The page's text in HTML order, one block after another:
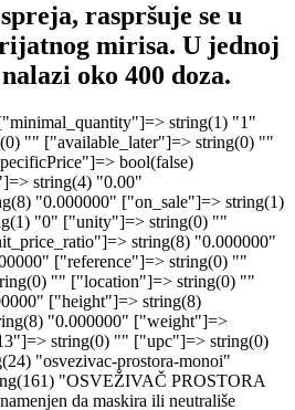
raspršuje se u
mirisa. U jednoj
oko 400 doza.
array(1) { ["required"]=> bool(true) } ["id_feature_value"]=> array(2) { ["required"]=> bool(true) ["xlink_resource"]=> string(22) "product_feature_values" } } } ["tags"]=> array(2) { ["resource"]=> string(3) "tag" ["fields"]=> array(1) { ["id"]=> array(1) { ["required"]=> bool(true) } } } ["stock_availables"]=> array(3) { ["resource"]=> string(15) "stock_available" ["fields"]=> array(2) { ["id"]=> array(1) { ["required"]=> bool(true) } ["id_product_attribute"]=> array(1) { ["required"]=> bool(true) } } ["setter"]=> bool(false) } ["accessories"]=> array(3) { ["resource"]=> string(7) "product" ["api"]=> string(8) "products" ["fields"]=> array(1) { ["id"]=> array(2) { ["required"]=> bool(true) ["xlink_resource"]=> string(7) "product" } } } ["product_bundle"]=> array(3) { ["resource"]=> string(7) "product" ["api"]=> string(8) "products" ["fields"]=> array(2) { ["id"]=> array(1) { ["required"]=> bool(true) } ["quantity"]=> array(0) { } } } } } ["id"]=> int(2268) ["id_lang":protected]=> int(7) ["id_shop":protected]=> int(1) ["id_shop_list"]=> NULL ["get_shop_from_context":protected]=> bool(false) ["table":protected]=> string(7) "product" ["identifier":protected]=> string(10) "id_product" ["fieldsRequired":protected]=> array(1) { [0]=> string(5) "price" } ["fieldsSize":protected]=> array(6) { ["reference"]=> int(200) ["supplier_reference"]=> int(32) ["location"]=> int(64) ["ean13"]=> int(13) ["upc"]=> int(12) ["second_reference"]=> int(200) } ["fieldsValidate":protected]=> array(43) { ["id_shop_default"]=> string(12) "isUnsignedId" ["id_manufacturer"]=> string(12) "isUnsignedId" ["id_supplier"]=> string(12) "isUnsignedId" ["reference"]=> string(11) "isReference" ["supplier_reference"]=> string(11) "isReference" ["location"]=> string(11) "isReference" ["width"]=> string(15) "isUnsignedFloat" ["height"]=> string(15) "isUnsignedFloat" ["depth"]=> string(15) "isUnsignedFloat" ["weight"]=> string(15) "isUnsignedFloat" ["quantity_discount"]=> string(6) "isBool" ["ean13"]=> string(7) "isEan13" ["upc"]=> string(5) "isUpc" ["cache_is_pack"]=> string(6) "isBool" ["cache_has_attachments"]=> string(6) "isBool" ["is_virtual"]=> string(6) "isBool" ["id_category_default"]=> string(12) "isUnsignedId" ["id_tax_rules_group"]=> string(12) "isUnsignedId" ["on_sale"]=> string(6) "isBool" ["online_only"]=> string(6) "isBool" ["ecotax"]=> string(7) "isPrice" ["minimal_quantity"]=> string(13) "isUnsignedInt" ["price"]=> string(7) "isPrice" ["wholesale_price"]=> string(7) "isPrice" ["unity"]=> string(8) "isString" ["additional_shipping_cost"]=> string(7) "isPrice" ["customizable"]=> string(13) "isUnsignedInt" ["text_fields"]=> string(13) "isUnsignedInt" ["uploadable_files"]=> string(13) "isUnsignedInt" ["active"]=> string(6) "isBool" ["redirect_type"]=> string(8) "isString" ["id_product_redirected"]=> string(12) "isUnsignedId" ["available_for_order"]=> string(6) "isBool" ["available_date"]=> string(12) "isDateFormat" ["condition"]=> string(13) "isGenericName" ["show_price"]=> string(6) "isBool" ["indexed"]=> string(6) "isBool" ["visibility"]=> string(19) "isProductVisibility" ["advanced_stock_management"]=> string(6) "isBool" ["date_add"]=> string(6) "isDate" ["date_upd"]=> string(6) "isDate" ["pack_stock_type"]=> string(13) "isUnsignedInt" ["second_reference"]=> string(13) "isGenericName" } ["fieldsRequiredLang":protected]=> array(2) { [0]=> string(12) "link_rewrite" [1]=> string(4) "name" } ["fieldsSizeLang":protected]=> array(7) { ["meta_description"]=> int(255) ["meta_keywords"]=> int(255) ["meta_title"]=> int(128) ["link_rewrite"]=> int(128) ["name"]=> int(128) ["available_now"]=> int(255) ["available_later"]=> int(255) } ["fieldsValidateLang":protected]=> array(9) { ["meta_description"]=> string(13) "isGenericName" ["meta_keywords"]=> string(13) "isGenericName" ["meta_title"]=> string(13) "isGenericName" ["link_rewrite"]=> string(13) "isLinkRewrite" ["name"]=> string(13) "isCatalogName" ["description"]=> string(11) "isCleanHtml" ["description_short"]=> string(11) "isCleanHtml" ["available_now"]=> string(13) "isGenericName" ["available_later"]=> string(13) "IsGenericName" } ["tables":protected]=> array(0) { } ["image_dir":protected]=> NULL ["image_format":protected]=> string(3) "jpg" ["def":protected]=> array(7) { ["table"]=> string(7) "product" ["primary"]=> string(10) "id_product" ["multilang"]=> bool(true) ["multilang_shop"]=> bool(true) ["fields"]=> array(54) { ["id_shop_default"]=> array(2) { ["type"]=> int(1) ["validate"]=> string(12) "isUnsignedId" } ["id_manufacturer"]=> array(2) { ["type"]=> int(1) ["validate"]=> string(12) "isUnsignedId" } ["id_supplier"]=> array(2) { ["type"]=> int(1) ["validate"]=> string(12) "isUnsignedId" } ["reference"]=> array(3) { ["type"]=> int(3) ["validate"]=> string(11) "isReference" ["size"]=> int(200) } ["supplier_reference"]=> array(3) { ["type"]=> int(3) ["validate"]=> string(11) "isReference" ["size"]=> int(32) } ["location"]=> array(3) { ["type"]=> int(3) ["validate"]=> string(11) "isReference" ["size"]=> int(64) } ["width"]=> array(2) { ["type"]=> int(4) ["validate"]=> string(15) "isUnsignedFloat" } ["height"]=> array(2) { ["type"]=> int(4) ["validate"]=> string(15) "isUnsignedFloat" } ["depth"]=> array(2) { ["type"]=> int(4) ["validate"]=> string(15) "isUnsignedFloat" } ["weight"]=> array(2) { ["type"]=> int(4) ["validate"]=> string(15) "isUnsignedFloat" } ["quantity_discount"]=> array(2) { ["type"]=> int(2) ["validate"]=> string(6) "isBool" } ["ean13"]=> array(3) { ["type"]=> int(3) ["validate"]=> string(7) "isEan13" ["size"]=> int(13) } ["upc"]=> array(3) { ["type"]=